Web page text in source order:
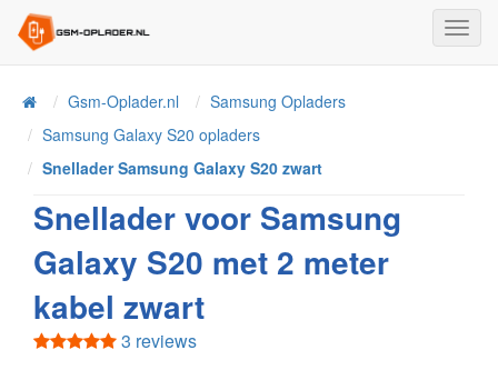
HomeGsm-Oplader.nl
Samsung Opladers
Samsung Galaxy S20 opladers
Snellader Samsung Galaxy S20 zwart
Snellader voor Samsung
Galaxy S20 met 2 meter
kabel zwart
3 reviews